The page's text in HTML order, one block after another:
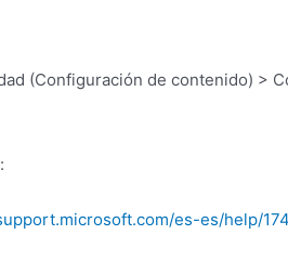
(Configuración de contenido) >
es-es/help/